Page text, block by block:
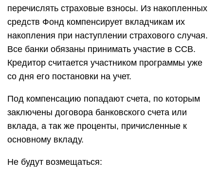
перечислять страховые взносы. Из накопленных
средств Фонд компенсирует вкладчикам их
накопления при наступлении страхового случая.
Все банки обязаны принимать участие в ССВ.
Кредитор считается участником программы уже
со дня его постановки на учет.
Под компенсацию попадают счета, по которым
заключены договора банковского счета или
вклада, а так же проценты, причисленные к
основному вкладу.
Не будут возмещаться: